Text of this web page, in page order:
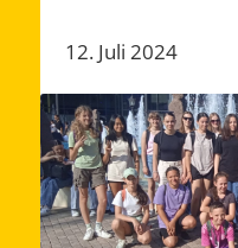
12. Juli 2024